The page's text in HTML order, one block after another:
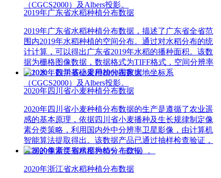
（CGCS2000）及Albers投影。
2019年广东省水稻种植分布数据
2019年广东省水稻种植分布数据，描述了广东省全省范
围内2019年水稻种植的空间分布。通过对水稻分布的统
计计算，可以得出广东省2019年水稻的播种面积。该数
据为栅格图像数据，数据格式为TIFF格式，空间分辨率
为10米，数学基础采用2000国家大地坐标系
（CGCS2000）及Albers投影。
2020年四川省小麦种植分布数据
2020年四川省小麦种植分布数据的生产是遵循了农业遥
感的基本原理，依据四川省小麦播种及生长规律制定像
素分类策略，利用国内外中分辨率卫星影像，由计算机
智能算法提取得出。该数据产品已通过抽样检查验证，
数据的像素类别精度为85%（±2%）。
2020年浙江省水稻种植分布数据